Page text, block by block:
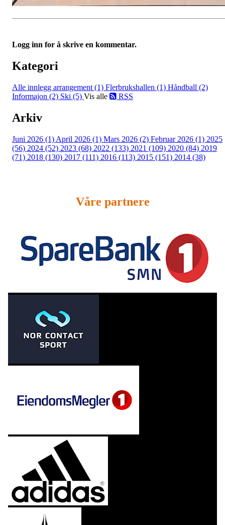
Logg inn for å skrive en kommentar.
Kategori
Alle innlegg arrangement (1) Flerbrukshallen (1) Håndball (2)
Informajon (2) Ski (5) Vis alle RSS
Arkiv
Juni 2026 (1) April 2026 (1) Mars 2026 (2) Februar 2026 (1) 2025
(56) 2024 (52) 2023 (68) 2022 (133) 2021 (109) 2020 (84) 2019
(71) 2018 (130) 2017 (111) 2016 (113) 2015 (151) 2014 (38)
Våre partnere